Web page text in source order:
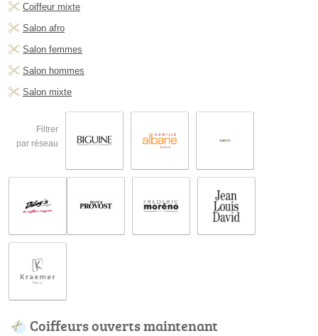
Coiffeur mixte
Salon afro
Salon femmes
Salon hommes
Salon mixte
Filtrer
par réseau
Coiffeurs ouverts maintenant